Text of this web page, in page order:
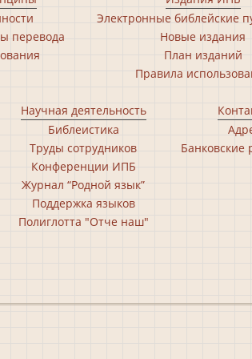
перевода
Электронные библейские
Новые издания
План изданий
Правила
Научная деятельность
Библеистика
Труды сотрудников
Конференции ИПБ
Журнал “Родной язык”
Поддержка языков
Полиглотта "Отче наш"
Банковские